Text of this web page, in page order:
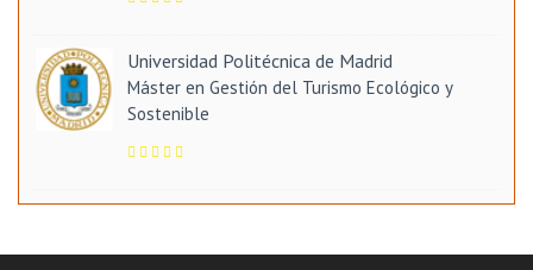
Universidad Politécnica de Madrid
Máster en Gestión del Turismo Ecológico y
Sostenible